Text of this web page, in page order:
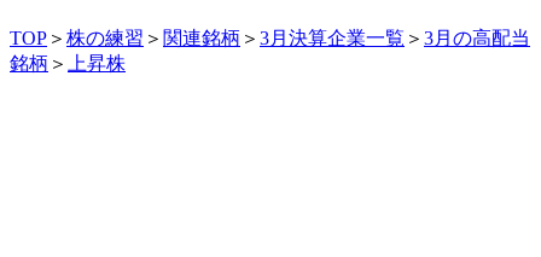
TOP ＞ 株の練習 ＞ 関連銘柄 ＞ 3月決算企業一覧 ＞ 3月の高配当
銘柄 ＞ 上昇株